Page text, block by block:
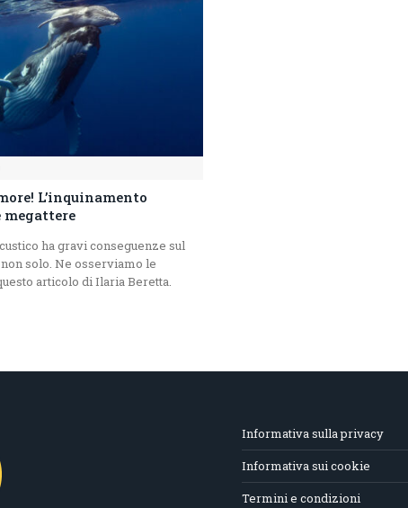
L’inquinamento
megattere
ha gravi conseguenze sul
solo. Ne osserviamo le
articolo di Ilaria Beretta.
Informativa sulla privacy
Informativa sui cookie
Termini e condizioni